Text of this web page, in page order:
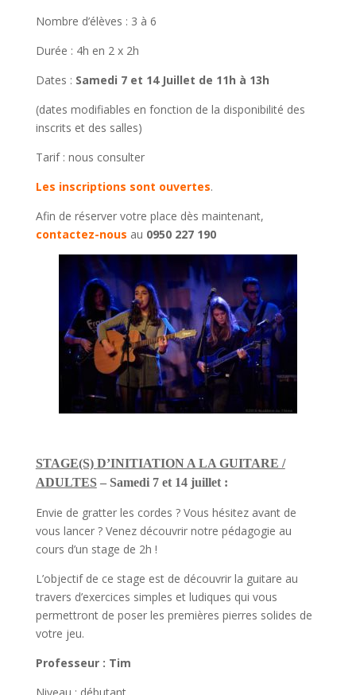
Nombre d’élèves : 3 à 6
Durée : 4h en 2 x 2h
Dates : Samedi 7 et 14 Juillet de 11h à 13h
(dates modifiables en fonction de la disponibilité des
inscrits et des salles)
Tarif : nous consulter
Les inscriptions sont ouvertes.
Afin de réserver votre place dès maintenant,
contactez-nous au 0950 227 190
STAGE(S) D’INITIATION A LA GUITARE /
ADULTES– Samedi 7 et 14 juillet :
Envie de gratter les cordes ? Vous hésitez avant de
vous lancer ? Venez découvrir notre pédagogie au
cours d’un stage de 2h !
L’objectif de ce stage est de découvrir la guitare au
travers d’exercices simples et ludiques qui vous
permettront de poser les premières pierres solides de
votre jeu.
Professeur : Tim